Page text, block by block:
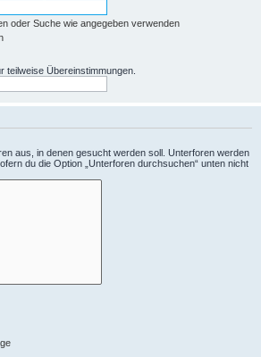
oder Suche wie angegeben verwenden
teilweise Übereinstimmungen.
aus, in denen gesucht werden soll. Unterforen werden
du die Option „Unterforen durchsuchen“ unten nicht